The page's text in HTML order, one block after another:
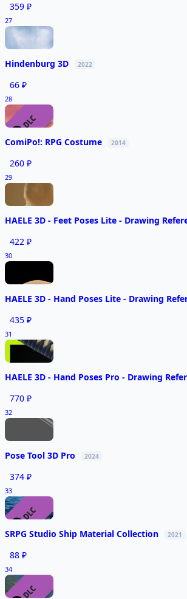
359 ₽
27
Hindenburg 3D 2022
66 ₽
28
ComiPo!: RPG Costume 2014
260 ₽
29
HAELE 3D - Feet Poses Lite - Drawing
422 ₽
30
HAELE 3D - Hand Poses Lite - Drawing
435 ₽
31
HAELE 3D - Hand Poses Pro - Drawing
770 ₽
32
Pose Tool 3D Pro 2024
374 ₽
33
SRPG Studio Ship Material Collection 2021
88 ₽
34